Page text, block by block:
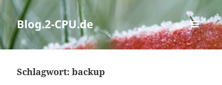
Blog.2-CPU.de
MENÜ
UND
Schlagwort:backup